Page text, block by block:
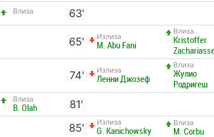
Влиза 63'
65' Излиза
M. Abu Fani
Влиза
Kristoffer
74' Излиза
Ленни Джозеф
Влиза
Жулио
Родригеш
Влиза
B. Olah
81'
85'
Излиза
G. Kanichowsky
Влиза
M. Corbu